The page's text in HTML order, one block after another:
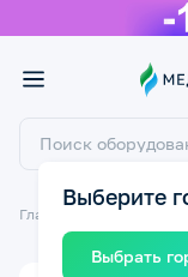
Выберите
Выбрать
Главная